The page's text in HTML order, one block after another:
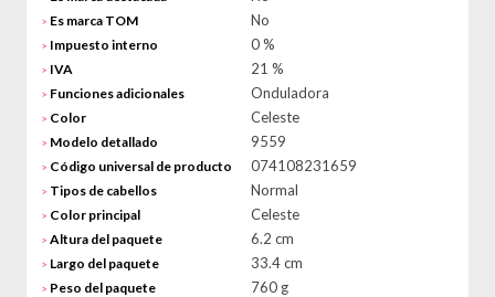
> Es marca TOM No
> Impuesto interno 0 %
> IVA 21 %
> Funciones adicionales Onduladora
> Color Celeste
> Modelo detallado 9559
> Código universal de producto 074108231659
> Tipos de cabellos Normal
> Color principal Celeste
> Altura del paquete 6.2 cm
> Largo del paquete 33.4 cm
> Peso del paquete 760 g